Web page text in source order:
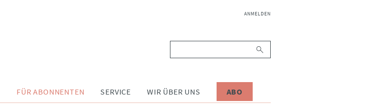
NAVIGATION
ANMELDEN
FÜR ABONNENTEN SERVICE WIR ÜBER UNS ABO